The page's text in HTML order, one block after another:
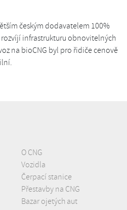
českým dodavatelem 100%
infrastrukturu obnovitelných
na bioCNG byl pro řidiče cenově
O CNG
Vozidla
Čerpací stanice
Přestavby na CNG
Bazar ojetých aut